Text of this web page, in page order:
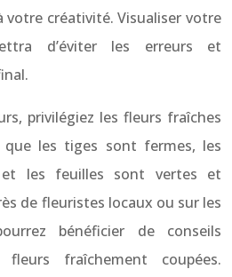
votre créativité. Visualiser votre
d’éviter les erreurs et
privilégiez les fleurs fraîches
les tiges sont fermes, les
les feuilles sont vertes et
de fleuristes locaux ou sur les
bénéficier de conseils
fraîchement coupées.